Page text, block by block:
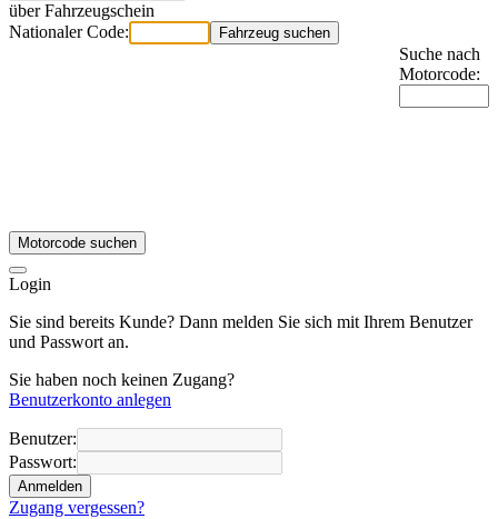
über Fahrzeugschein
Nationaler Code:
Fahrzeug suchen
Suche nach
Motorcode:
Motorcode suchen
Login
Sie sind bereits Kunde? Dann melden Sie sich mit Ihrem Benutzer
und Passwort an.
Sie haben noch keinen Zugang?
Benutzerkonto anlegen
Benutzer:
Passwort:
Anmelden
Zugang vergessen?